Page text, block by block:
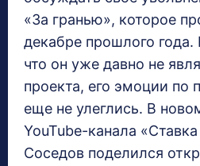
«За гранью», которое
декабре прошлого года.
что он уже давно не
проекта, его эмоции по
еще не улеглись. В
YouTube-канала
Соседов поделился